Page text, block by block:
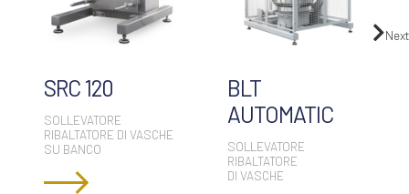
SRC 120
SOLLEVATORE
RIBALTATORE DI VASCHE
SU BANCO
BLT
AUTOMATIC
SOLLEVATORE
RIBALTATORE
DI VASCHE
Next